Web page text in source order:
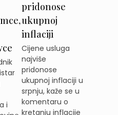
i
pridonose
ukupnoj
inflaciji
Cijene usluga
najviše
pridonose
ukupnoj inflaciji u
srpnju, kaže se u
komentaru o
kretanju inflacije